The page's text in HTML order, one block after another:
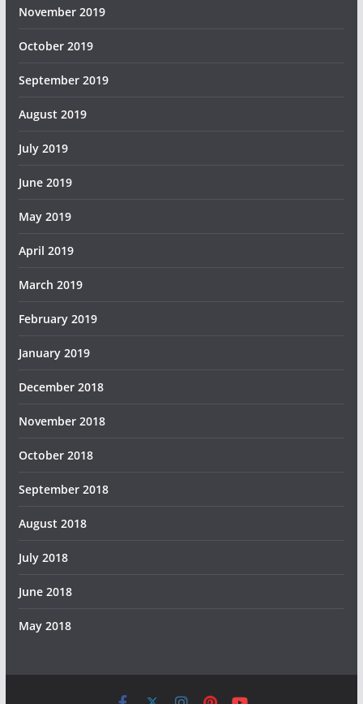
November 2019
October 2019
September 2019
August 2019
July 2019
June 2019
May 2019
April 2019
March 2019
February 2019
January 2019
December 2018
November 2018
October 2018
September 2018
August 2018
July 2018
June 2018
May 2018